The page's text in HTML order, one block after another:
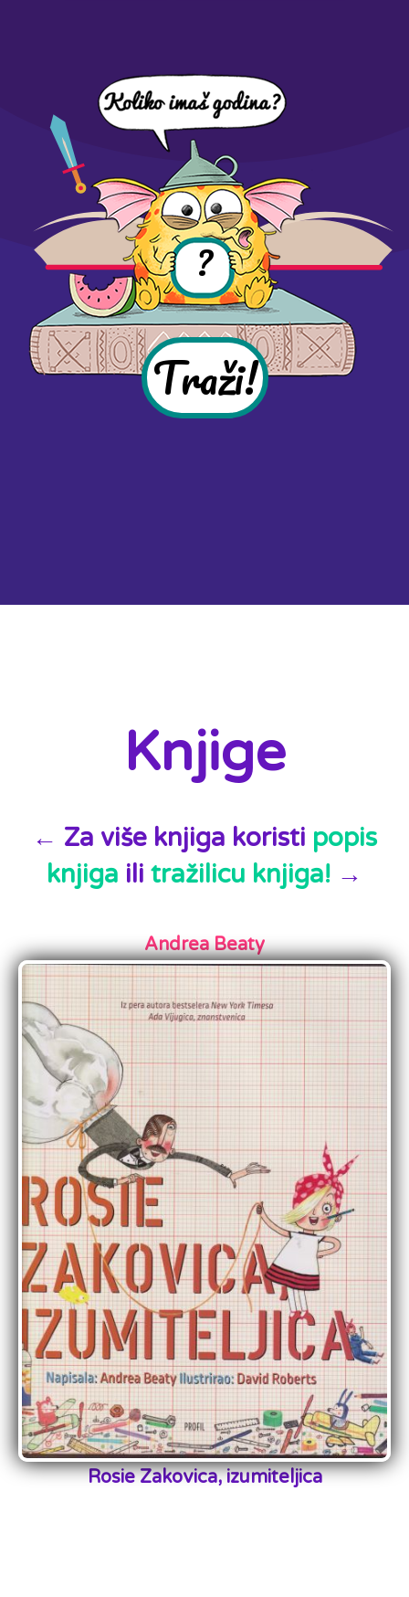
Traži!
Knjige
← Za više knjiga koristi popis
knjiga ili tražilicu knjiga! →
Andrea Beaty
Rosie Zakovica, izumiteljica